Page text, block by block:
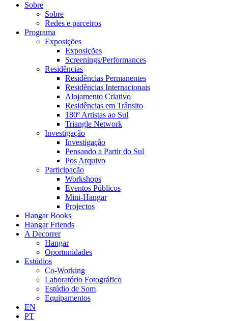
Sobre
Sobre
Redes e parceiros
Programa
Exposições
Exposições
Screenings/Performances
Residências
Residências Permanentes
Residências Internacionais
Alojamento Criativo
Residências em Trânsito
180º Artistas ao Sul
Triangle Network
Investigação
Investigação
Pensando a Partir do Sul
Pos Arquivo
Participação
Workshops
Eventos Públicos
Mini-Hangar
Projectos
Hangar Books
Hangar Friends
A Decorrer
Hangar
Oportunidades
Estúdios
Co-Working
Laboratório Fotográfico
Estúdio de Som
Equipamentos
EN
PT